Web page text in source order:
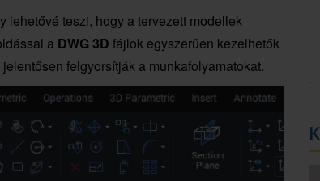
lehetővé teszi, hogy a tervezett modellek
a DWG 3D fájlok egyszerűen kezelhetők
felgyorsítják a munkafolyamatokat.